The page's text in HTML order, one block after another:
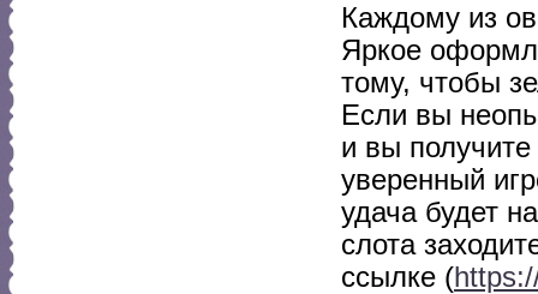
Каждому из
Яркое
тому, чтобы
Если вы
и вы
уверенный
удача будет
слота
ссылке (